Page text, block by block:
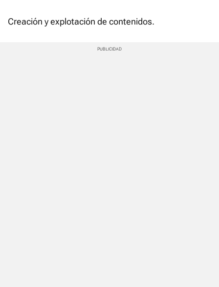
Creación y explotación de contenidos.